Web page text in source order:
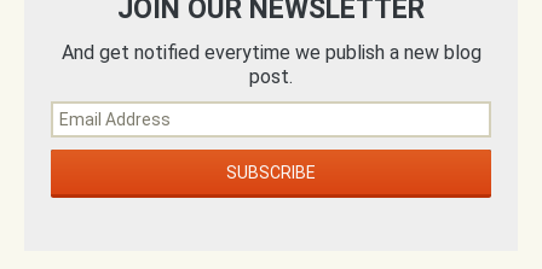
JOIN OUR NEWSLETTER
And get notified everytime we publish a new blog
post.